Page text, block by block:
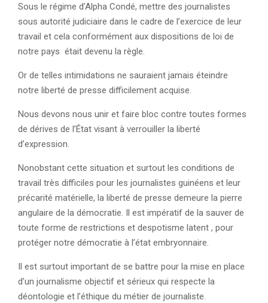
Sous le régime d’Alpha Condé, mettre des journalistes
sous autorité judiciaire dans le cadre de l’exercice de leur
travail et cela conformément aux dispositions de loi de
notre pays était devenu la règle.
Or de telles intimidations ne sauraient jamais éteindre
notre liberté de presse difficilement acquise.
Nous devons nous unir et faire bloc contre toutes formes
de dérives de l’État visant à verrouiller la liberté
d’expression.
Nonobstant cette situation et surtout les conditions de
travail très difficiles pour les journalistes guinéens et leur
précarité matérielle, la liberté de presse demeure la pierre
angulaire de la démocratie. Il est impératif de la sauver de
toute forme de restrictions et despotisme latent , pour
protéger notre démocratie à l’état embryonnaire.
Il est surtout important de se battre pour la mise en place
d’un journalisme objectif et sérieux qui respecte la
déontologie et l’éthique du métier de journaliste.